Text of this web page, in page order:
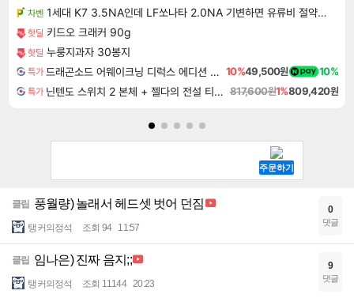
차벤 1세대 K7 3.5NA인데 LF쏘나타 2.0NA 기변하면 유류비 절약이 얼마나 될까요..?
핫딜 키드오 크래커 90g
핫딜 누룽지과자 30봉지
특가 드래곤소드 어웨이크닝 디럭스 에디션 DragonSword Awakening Deluxe Edition 10%49,500원 10%
특가 닌텐도 스위치 2 본체 + 젤다의 전설 티어스 오브 더 킹덤 닌텐도 스위치 2 에디션 + 젤다의 전설 브레스 오브 더 와일드 닌텐도 스위치 2 에디션 번들 817,600원1%809,420원
클립 풍월량) 놀래서 헤드셋 벗어 던짐
탱커의정석 조회 94 11:57
0
댓글
클립 임나은) 진짜 음지;;
탱커의정석 조회 11144 20:23
9
댓글